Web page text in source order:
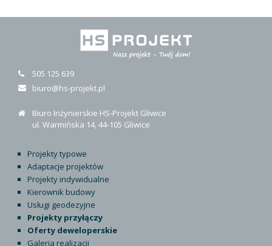
505 125 639
biuro@hs-projekt.pl
Biuro Inżynierskie HS-Projekt Gliwice
ul. Warmińska 14, 44-105 Gliwice
Projekty typowe
Adaptacje projektów
Projekty indywidualne
Kierownik budowy
Usługi geodezyjne
Projekty przyłączy
Oferty deweloperskie
Galeria realizacji